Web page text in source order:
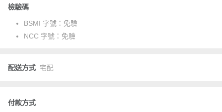
檢驗碼
BSMI 字號： 免驗
NCC 字號： 免驗
配送方式 宅配
付款方式